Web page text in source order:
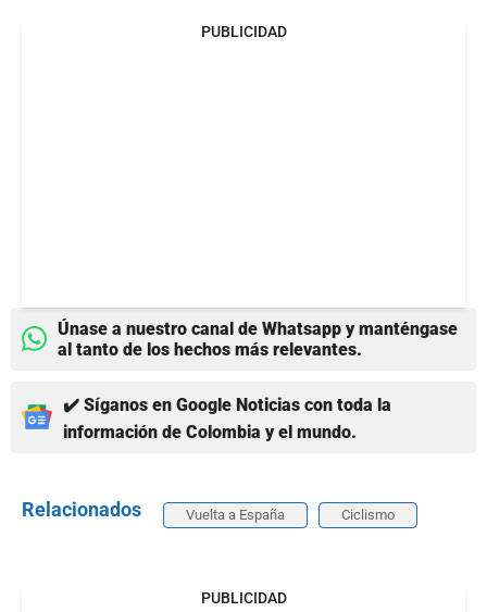
PUBLICIDAD
Únase a nuestro canal de Whatsapp y manténgase
al tanto de los hechos más relevantes.
✔️ Síganos en Google Noticias con toda la
información de Colombia y el mundo.
Relacionados Vuelta a España Ciclismo
PUBLICIDAD